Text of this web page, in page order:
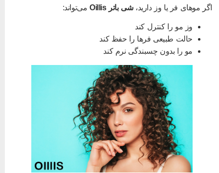
موهای فر یا وز دارید،شی باتر Oillis می‌تواند:
وز مو را کنترل کند
حالت طبیعی فرها را حفظ کند
مو را بدون چسبندگی نرم کند